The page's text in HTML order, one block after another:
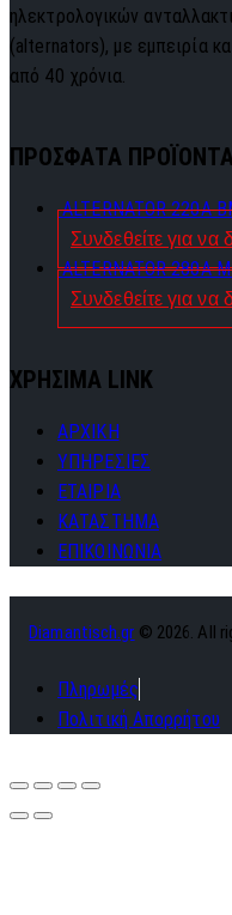
ηλεκτρολογικών
(alternators), με εμπειρία
από 40 χρόνια.
ΠΡΟΣΦΑΤΑ
ALTERNATOR 220A
Συνδεθείτε για να
ALTERNATOR 280A
Συνδεθείτε για να
ΧΡΗΣΙΜΑ LINK
ΑΡΧΙΚΗ
ΥΠΗΡΕΣΙΕΣ
ΕΤΑΙΡΙΑ
ΚΑΤΑΣΤΗΜΑ
ΕΠΙΚΟΙΝΩΝΙΑ
Diamantisch.gr © 2026. All
Πληρωμές
Πολιτική Απορρήτου